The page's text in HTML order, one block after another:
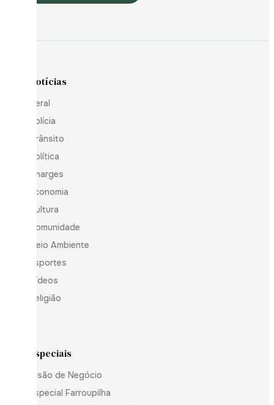
Notícias
Geral
Polícia
Trânsito
Política
Charges
Economia
Cultura
Comunidade
Meio Ambiente
Esportes
Vídeos
Religião
Especiais
Visão de Negócio
Especial Farroupilha